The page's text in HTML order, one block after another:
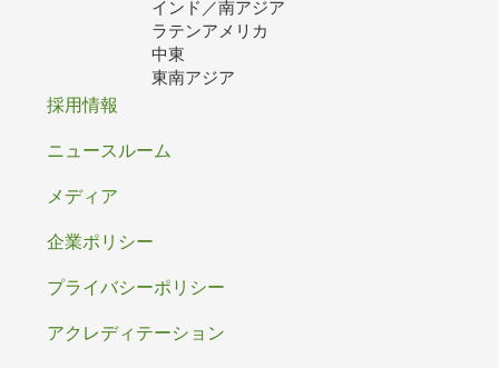
インド／南アジア
ラテンアメリカ
中東
東南アジア
フ
ッ
タ
ー
採用情報
ニュースルーム
メディア
企業ポリシー
プライバシーポリシー
アクレディテーション